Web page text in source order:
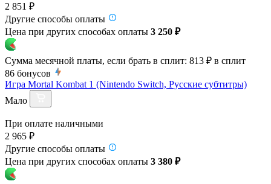
2 851 ₽
Другие способы оплаты
Цена при других способах оплаты 3 250 ₽
Сумма месячной платы, если брать в сплит: 813 ₽ в сплит
86 бонусов
Игра Mortal Kombat 1 (Nintendo Switch, Русские субтитры)
Мало
При оплате наличными
2 965 ₽
Другие способы оплаты
Цена при других способах оплаты 3 380 ₽